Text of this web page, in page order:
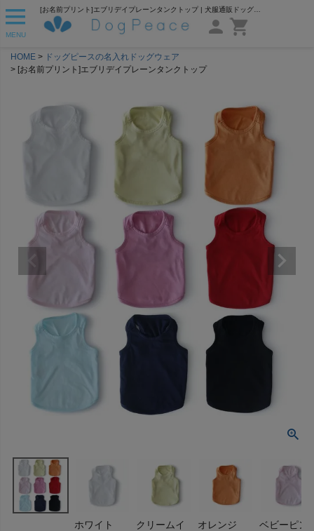
MENU
HOME
ドッグピースの名入れドッグウェア
[お名前プリント]エブリデイプレーンタンクトップ
ホワイト
クリームイ
オレンジ
ベビーピン